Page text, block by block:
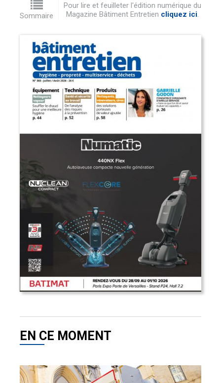
Sommaire
Pour lire et feuilleter l'édition numérique du
Magazine Bâtiment Entretien cliquez ici.
EN CE MOMENT